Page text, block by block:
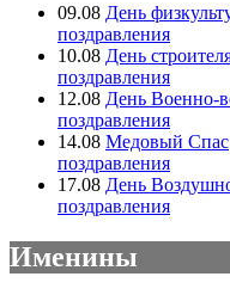
09.08 День
поздравления
10.08 День
поздравления
12.08 День Военно-
поздравления
14.08 Медовый Спас
поздравления
17.08 День
поздравления
Именины